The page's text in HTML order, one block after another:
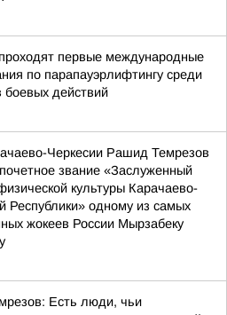
первые международные
по парапауэрлифтингу среди
боевых действий
Черкесии Рашид Темрезов
звание «Заслуженный
культуры Карачаево-
Республики» одному из самых
жокеев России Мырзабеку
Есть люди, чьи